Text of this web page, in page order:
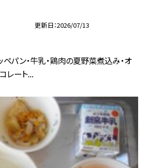
更新日 2026/07/13
パン・牛乳・鶏肉の夏野菜煮込み・オ
レート...